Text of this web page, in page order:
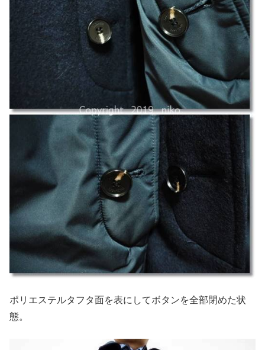
ポリエステルタフタ面を表にしてボタンを全部閉めた状
態。